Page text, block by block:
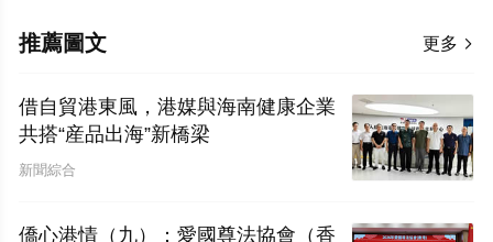
更多 
推薦圖文
借自貿港東風，港媒與海南健康企業
共搭“産品出海”新橋梁
新聞綜合
僑心港情（九）：愛國尊法協會（香